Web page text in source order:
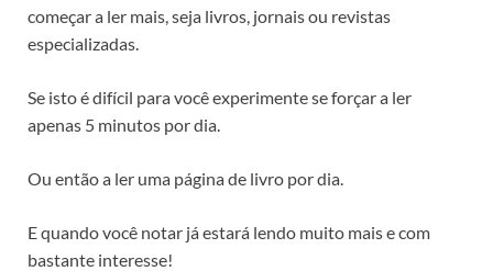
começar a ler mais, seja livros, jornais ou revistas
especializadas.
Se isto é difícil para você experimente se forçar a ler
apenas 5 minutos por dia.
Ou então a ler uma página de livro por dia.
E quando você notar já estará lendo muito mais e com
bastante interesse!